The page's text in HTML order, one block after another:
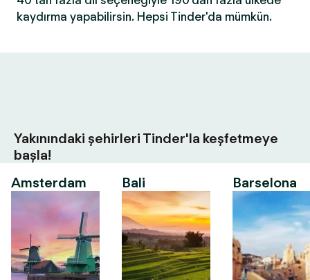
kaydırma yapabilirsin. Hepsi Tinder'da mümkün.
Yakınındaki şehirleri Tinder'la keşfetmeye
başla!
Amsterdam
Bali Barselona